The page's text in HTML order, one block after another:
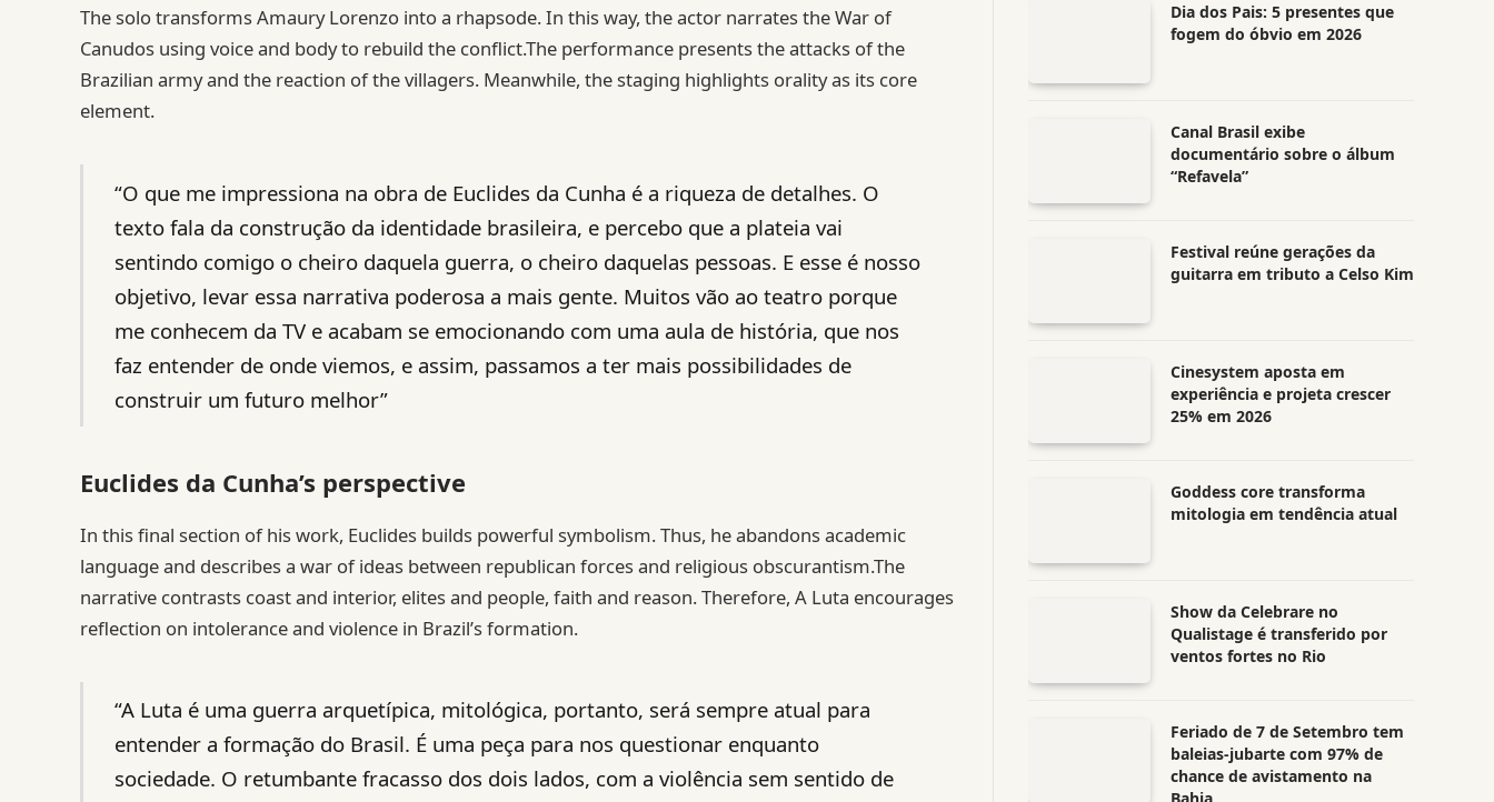
The solo transforms Amaury Lorenzo into a rhapsode. In this way, the actor narrates the War of
Canudos using voice and body to rebuild the conflict.The performance presents the attacks of the
Brazilian army and the reaction of the villagers. Meanwhile, the staging highlights orality as its core
element.
“O que me impressiona na obra de Euclides da Cunha é a riqueza de detalhes. O
texto fala da construção da identidade brasileira, e percebo que a plateia vai
sentindo comigo o cheiro daquela guerra, o cheiro daquelas pessoas. E esse é nosso
objetivo, levar essa narrativa poderosa a mais gente. Muitos vão ao teatro porque
me conhecem da TV e acabam se emocionando com uma aula de história, que nos
faz entender de onde viemos, e assim, passamos a ter mais possibilidades de
construir um futuro melhor”
Euclides da Cunha’s perspective
In this final section of his work, Euclides builds powerful symbolism. Thus, he abandons academic
language and describes a war of ideas between republican forces and religious obscurantism.The
narrative contrasts coast and interior, elites and people, faith and reason. Therefore, A Luta encourages
reflection on intolerance and violence in Brazil’s formation.
“A Luta é uma guerra arquetípica, mitológica, portanto, será sempre atual para
entender a formação do Brasil. É uma peça para nos questionar enquanto
sociedade. O retumbante fracasso dos dois lados, com a violência sem sentido de
Dia dos Pais: 5 presentes que
fogem do óbvio em 2026
Canal Brasil exibe
documentário sobre o álbum
“Refavela”
Festival reúne gerações da
guitarra em tributo a Celso Kim
Cinesystem aposta em
experiência e projeta crescer
25% em 2026
Goddess core transforma
mitologia em tendência atual
Show da Celebrare no
Qualistage é transferido por
ventos fortes no Rio
Feriado de 7 de Setembro tem
baleias-jubarte com 97% de
chance de avistamento na